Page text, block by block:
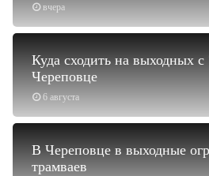
вчера
6 августа
Куда сходить на выходных с
Череповце
В Череповце в выходные
трамваев